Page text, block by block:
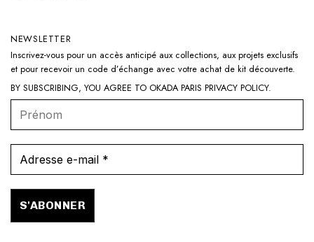
NEWSLETTER
Inscrivez-vous pour un accès anticipé aux collections, aux projets exclusifs
et pour recevoir un code d’échange avec votre achat de kit découverte.
BY SUBSCRIBING, YOU AGREE TO OKADA PARIS PRIVACY POLICY.